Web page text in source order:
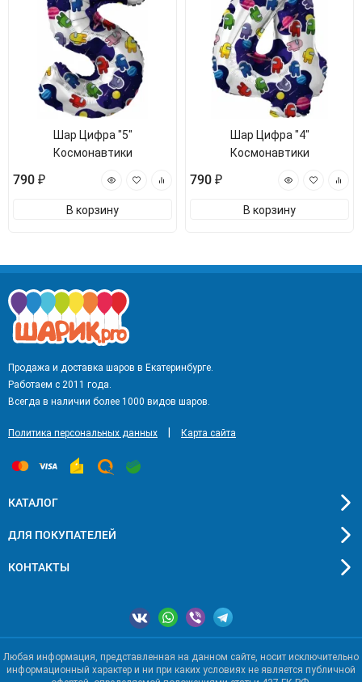
Шар Цифра "5"
Космонавтики
790 ₽
В корзину
Шар Цифра "4"
Космонавтики
790 ₽
В корзину
Продажа и доставка шаров в Екатеринбурге.
Работаем с 2011 года.
Всегда в наличии более 1000 видов шаров.
Политика персональных данных Карта сайта
КАТАЛОГ
ДЛЯ ПОКУПАТЕЛЕЙ
КОНТАКТЫ
Любая информация, представленная на данном сайте, носит исключительно
информационный характер и ни при каких условиях не является публичной